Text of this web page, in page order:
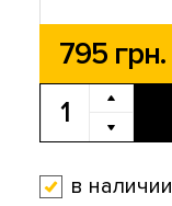
795 грн.
в наличии